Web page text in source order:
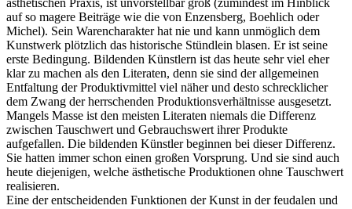
auf so magere Beiträge wie die von Enzensberg, Boehlich oder
Michel). Sein Warencharakter hat nie und kann unmöglich dem
Kunstwerk plötzlich das historische Stündlein blasen. Er ist seine
erste Bedingung. Bildenden Künstlern ist das heute sehr viel eher
klar zu machen als den Literaten, denn sie sind der allgemeinen
Entfaltung der Produktivmittel viel näher und desto schrecklicher
dem Zwang der herrschenden Produktionsverhältnisse ausgesetzt.
Mangels Masse ist den meisten Literaten niemals die Differenz
zwischen Tauschwert und Gebrauchswert ihrer Produkte
aufgefallen. Die bildenden Künstler beginnen bei dieser Differenz.
Sie hatten immer schon einen großen Vorsprung. Und sie sind auch
heute diejenigen, welche ästhetische Produktionen ohne Tauschwert
realisieren.
Eine der entscheidenden Funktionen der Kunst in der feudalen und